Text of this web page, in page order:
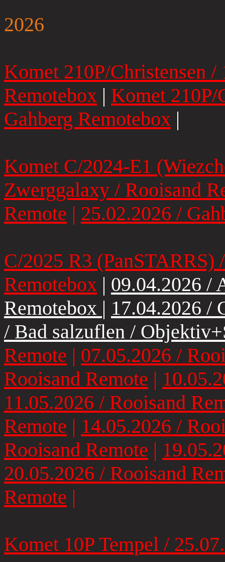
2026
Komet 210P/Christensen /
Remotebox | Komet 210P/
Gahberg Remotebox |
Komet C/2024-E1
Zwerggalaxy / Rooisand
Remote | 25.02.2026 /
C/2025 R3 (PanSTARRS)
Remotebox | 09.04.2026 /
Remotebox | 17.04.2026 /
/ Bad salzuflen /
Remote | 07.05.2026 /
Rooisand Remote |
11.05.2026 / Rooisand
Remote | 14.05.2026 /
Rooisand Remote |
20.05.2026 / Rooisand
Remote |
Komet 10P Tempel /